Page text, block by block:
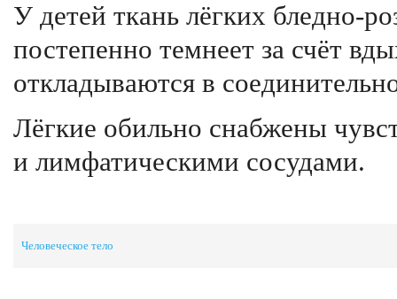
У детей ткань лёгких бледно-
постепенно темнеет за счёт
откладываются в
Лёгкие обильно снабжены
и лимфатическими сосудами.
Человеческое тело